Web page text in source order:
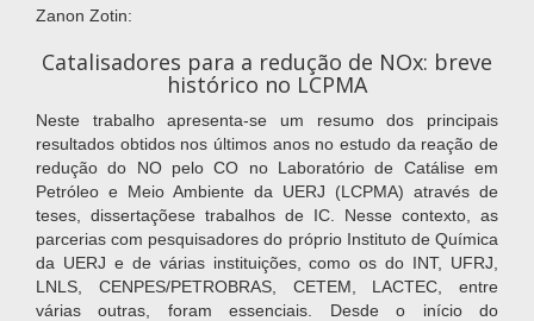
Zanon Zotin:
Catalisadores para a redução de NOx: breve
histórico no LCPMA
Neste trabalho apresenta-se um resumo dos principais
resultados obtidos nos últimos anos no estudo da reação de
redução do NO pelo CO no Laboratório de Catálise em
Petróleo e Meio Ambiente da UERJ (LCPMA) através de
teses, dissertaçõese trabalhos de IC. Nesse contexto, as
parcerias com pesquisadores do próprio Instituto de Química
da UERJ e de várias instituições, como os do INT, UFRJ,
LNLS, CENPES/PETROBRAS, CETEM, LACTEC, entre
várias outras, foram essenciais. Desde o início do